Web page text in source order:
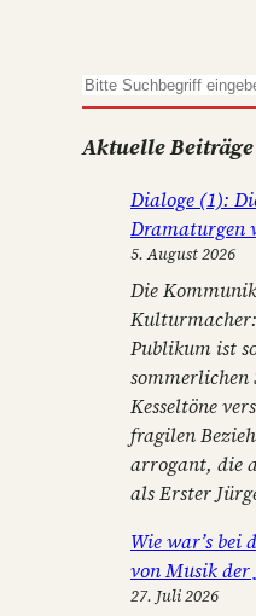
S
c
Aktuelle Beiträge
Dialoge (1):
Dramaturgen
5. August 2026
Die
Publikum ist
sommerlichen
Kesseltöne
fragilen
arrogant, die
als Erster
Wie war’s bei
von Musik der
27. Juli 2026